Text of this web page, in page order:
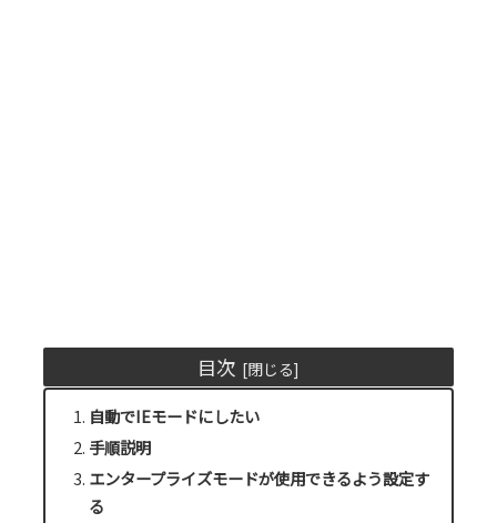
目次
自動でIEモードにしたい
手順説明
エンタープライズモードが使用できるよう設定す
る